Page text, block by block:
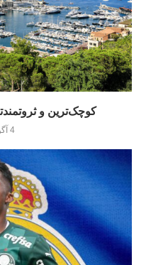
کوچک‌ترین و
4 آگوست 2026